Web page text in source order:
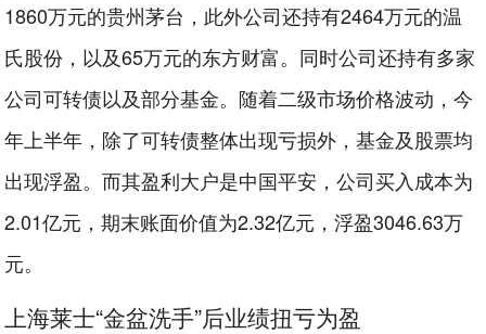
1860万元的贵州茅台，此外公司还持有2464万元的温
氏股份，以及65万元的东方财富。同时公司还持有多家
公司可转债以及部分基金。随着二级市场价格波动，今
年上半年，除了可转债整体出现亏损外，基金及股票均
出现浮盈。而其盈利大户是中国平安，公司买入成本为
2.01亿元，期末账面价值为2.32亿元，浮盈3046.63万
元。
上海莱士“金盆洗手”后业绩扭亏为盈